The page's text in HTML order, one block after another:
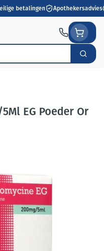
betalingen Apothekersadvies
Zoek
EG Poeder Or